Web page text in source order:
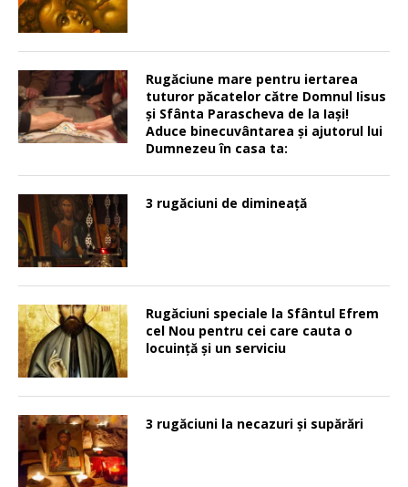
Rugăciune mare pentru iertarea
tuturor păcatelor către Domnul Iisus
şi Sfânta Parascheva de la Iaşi!
Aduce binecuvântarea şi ajutorul lui
Dumnezeu în casa ta:
3 rugăciuni de dimineață
Rugăciuni speciale la Sfântul Efrem
cel Nou pentru cei care cauta o
locuinţă şi un serviciu
3 rugăciuni la necazuri și supărări